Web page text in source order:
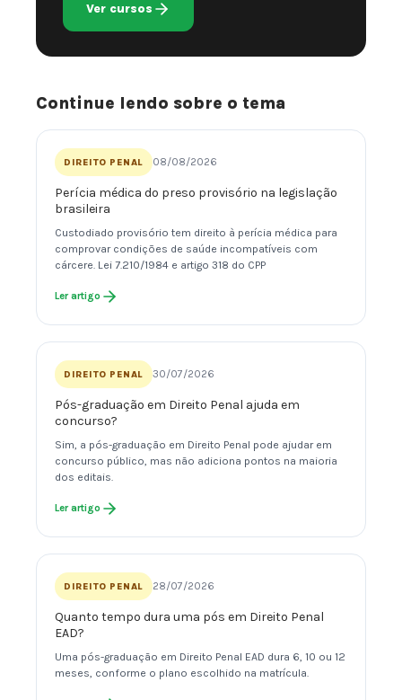
Ver cursos
Continue lendo sobre o tema
DIREITO PENAL 08/08/2026
Perícia médica do preso provisório na legislação
brasileira
Custodiado provisório tem direito à perícia médica para
comprovar condições de saúde incompatíveis com
cárcere. Lei 7.210/1984 e artigo 318 do CPP
Ler artigo
DIREITO PENAL 30/07/2026
Pós-graduação em Direito Penal ajuda em
concurso?
Sim, a pós-graduação em Direito Penal pode ajudar em
concurso público, mas não adiciona pontos na maioria
dos editais.
Ler artigo
DIREITO PENAL 28/07/2026
Quanto tempo dura uma pós em Direito Penal
EAD?
Uma pós-graduação em Direito Penal EAD dura 6, 10 ou 12
meses, conforme o plano escolhido na matrícula.